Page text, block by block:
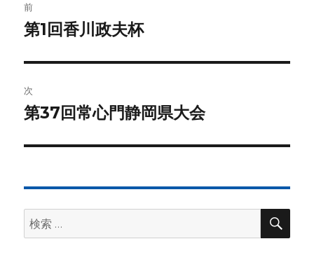
稿
ビ
ゲ
ー
ン
前
前
投
稿:
第1回香川政夫杯
次
次
投
第37回常心門静岡県大会
検
索:
検